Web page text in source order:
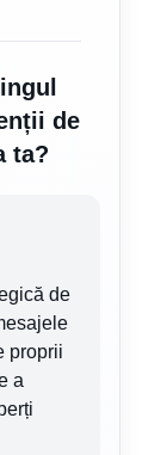
de
ta?
de
proprii
a